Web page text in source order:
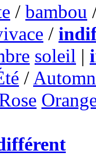
/ bambou
/
soleil |
/